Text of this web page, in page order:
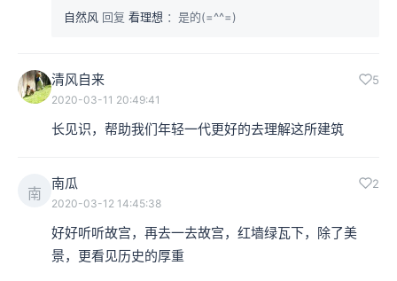
自然风 回复 看理想 ：是的(=^^=)
清风自来 5
2020-03-11 20:49:41
长见识，帮助我们年轻一代更好的去理解这所建筑
南
南瓜 2
2020-03-12 14:45:38
好好听听故宫，再去一去故宫，红墙绿瓦下，除了美
景，更看见历史的厚重